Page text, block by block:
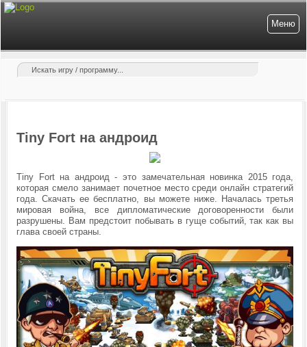
Меню
Tiny Fort на андроид
Tiny Fort на андроид - это замечательная новинка 2015 года,
которая смело занимает почетное место среди онлайн стратегий
года. Скачать ее бесплатно, вы можете ниже. Началась третья
мировая война, все дипломатические договоренности были
разрушены. Вам предстоит побывать в гуще событий, так как вы
глава своей страны.